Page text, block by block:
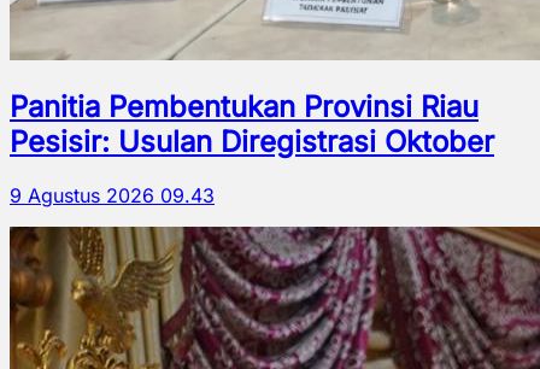
Panitia Pembentukan Provinsi Riau
Pesisir: Usulan Diregistrasi Oktober
9 Agustus 2026 09.43